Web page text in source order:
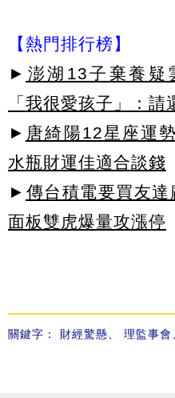
【熱門排行榜】
► 澎湖13子棄養疑
「我很愛孩子」：
► 唐綺陽12星座運
水瓶財運佳適合談錢
► 傳台積電要買友達
面板雙虎爆量攻漲停
關鍵字： 財經驚懸、 理監事會